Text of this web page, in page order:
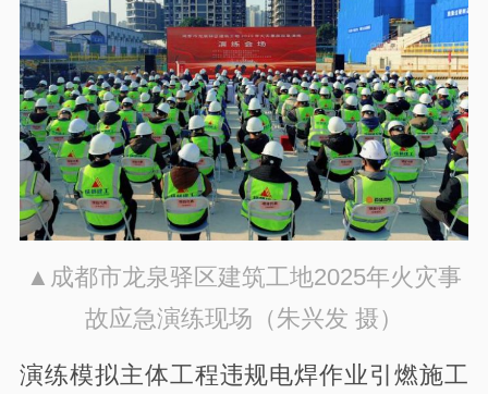
▲成都市龙泉驿区建筑工地2025年火灾事
故应急演练现场（朱兴发 摄）
演练模拟主体工程违规电焊作业引燃施工